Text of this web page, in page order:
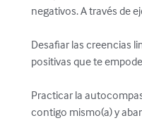
negativos. A través de
Desafiar las creencias
positivas que te
Practicar la
contigo mismo(a) y